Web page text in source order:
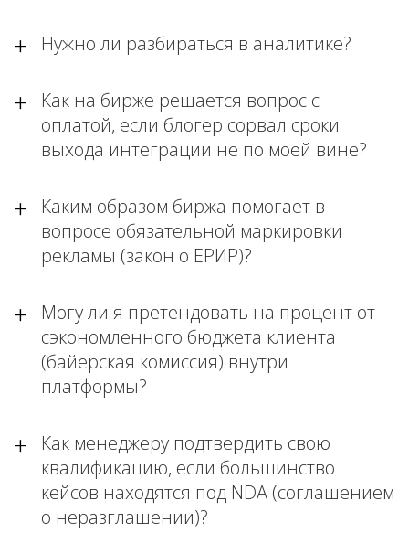
Нужно ли разбираться в аналитике?
Как на бирже решается вопрос с
оплатой, если блогер сорвал сроки
выхода интеграции не по моей вине?
Каким образом биржа помогает в
вопросе обязательной маркировки
рекламы (закон о ЕРИР)?
Могу ли я претендовать на процент от
сэкономленного бюджета клиента
(байерская комиссия) внутри
платформы?
Как менеджеру подтвердить свою
квалификацию, если большинство
кейсов находятся под NDA (соглашением
о неразглашении)?